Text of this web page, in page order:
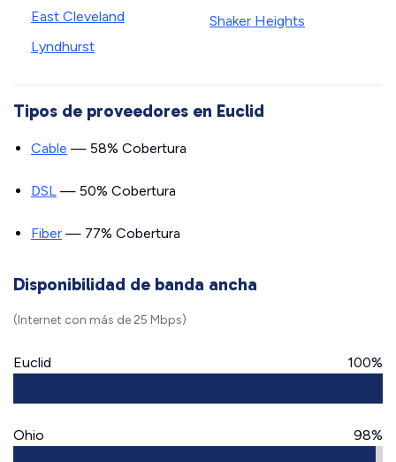
East Cleveland
Lyndhurst
Shaker Heights
Tipos de proveedores en Euclid
Cable — 58% Cobertura
DSL — 50% Cobertura
Fiber — 77% Cobertura
Disponibilidad de banda ancha
(Internet con más de 25 Mbps)
Euclid 100%
Ohio 98%